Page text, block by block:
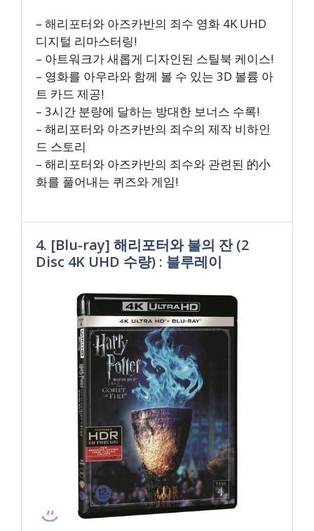
– 해리포터와 아즈카반의 죄수 영화 4K UHD
디지털 리마스터링!
– 아트워크가 새롭게 디자인된 스틸북 케이스!
– 영화를 아우라와 함께 볼 수 있는 3D 볼륨 아
트 카드 제공!
– 3시간 분량에 달하는 방대한 보너스 수록!
– 해리포터와 아즈카반의 죄수의 제작 비하인
드 스토리
– 해리포터와 아즈카반의 죄수와 관련된 的小
화를 풀어내는 퀴즈와 게임!
4. [Blu-ray] 해리포터와 불의 잔 (2
Disc 4K UHD 수량) : 블루레이